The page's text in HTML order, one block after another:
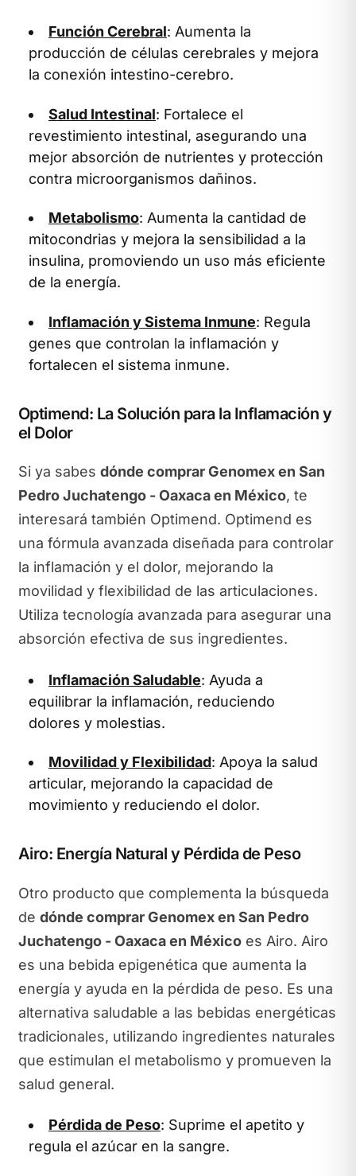
Función Cerebral: Aumenta la
producción de células cerebrales y mejora
la conexión intestino-cerebro.
Salud Intestinal: Fortalece el
revestimiento intestinal, asegurando una
mejor absorción de nutrientes y protección
contra microorganismos dañinos.
Metabolismo: Aumenta la cantidad de
mitocondrias y mejora la sensibilidad a la
insulina, promoviendo un uso más eficiente
de la energía.
Inflamación y Sistema Inmune: Regula
genes que controlan la inflamación y
fortalecen el sistema inmune.
Optimend: La Solución para la Inflamación y
el Dolor
Si ya sabes dónde comprar Genomex en San
Pedro Juchatengo - Oaxaca en México, te
interesará también Optimend. Optimend es
una fórmula avanzada diseñada para controlar
la inflamación y el dolor, mejorando la
movilidad y flexibilidad de las articulaciones.
Utiliza tecnología avanzada para asegurar una
absorción efectiva de sus ingredientes.
Inflamación Saludable: Ayuda a
equilibrar la inflamación, reduciendo
dolores y molestias.
Movilidad y Flexibilidad: Apoya la salud
articular, mejorando la capacidad de
movimiento y reduciendo el dolor.
Airo: Energía Natural y Pérdida de Peso
Otro producto que complementa la búsqueda
de dónde comprar Genomex en San Pedro
Juchatengo - Oaxaca en Méxicoes Airo. Airo
es una bebida epigenética que aumenta la
energía y ayuda en la pérdida de peso. Es una
alternativa saludable a las bebidas energéticas
tradicionales, utilizando ingredientes naturales
que estimulan el metabolismo y promueven la
salud general.
Pérdida de Peso: Suprime el apetito y
regula el azúcar en la sangre.